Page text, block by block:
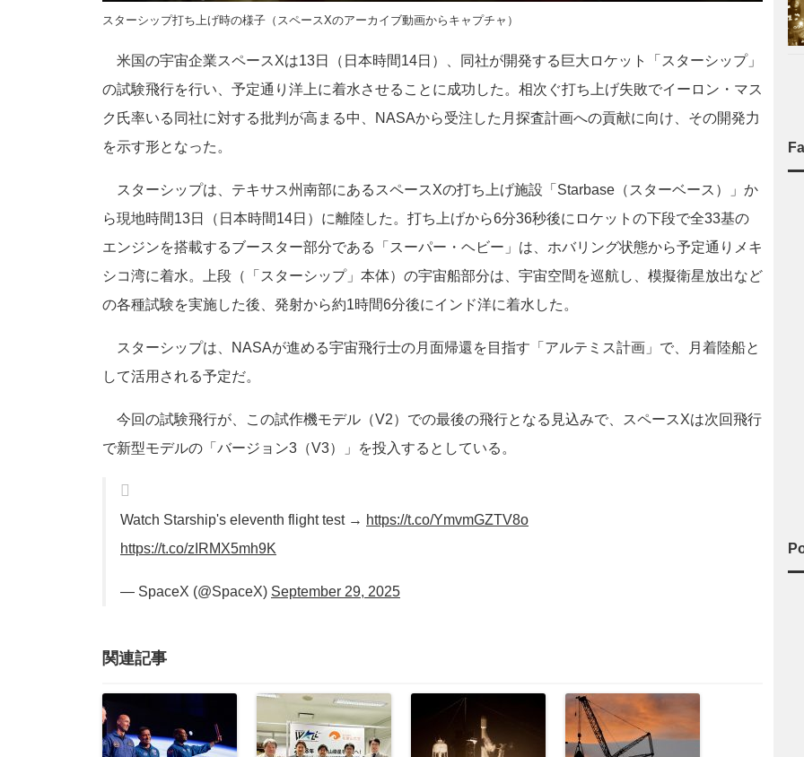
スターシップ打ち上げ時の様子（スペースXのアーカイブ動画からキャプチャ）
米国の宇宙企業スペースXは13日（日本時間14日）、同社が開発する巨大ロケット「スターシップ」
の試験飛行を行い、予定通り洋上に着水させることに成功した。相次ぐ打ち上げ失敗でイーロン・マス
ク氏率いる同社に対する批判が高まる中、NASAから受注した月探査計画への貢献に向け、その開発力
を示す形となった。
スターシップは、テキサス州南部にあるスペースXの打ち上げ施設「Starbase（スターベース）」か
ら現地時間13日（日本時間14日）に離陸した。打ち上げから6分36秒後にロケットの下段で全33基の
エンジンを搭載するブースター部分である「スーパー・ヘビー」は、ホバリング状態から予定通りメキ
シコ湾に着水。上段（「スターシップ」本体）の宇宙船部分は、宇宙空間を巡航し、模擬衛星放出など
の各種試験を実施した後、発射から約1時間6分後にインド洋に着水した。
スターシップは、NASAが進める宇宙飛行士の月面帰還を目指す「アルテミス計画」で、月着陸船と
して活用される予定だ。
今回の試験飛行が、この試作機モデル（V2）での最後の飛行となる見込みで、スペースXは次回飛行
で新型モデルの「バージョン3（V3）」を投入するとしている。
Watch Starship's eleventh flight test → https://t.co/YmvmGZTV8o
https://t.co/zIRMX5mh9K
— SpaceX (@SpaceX) September 29, 2025
関連記事